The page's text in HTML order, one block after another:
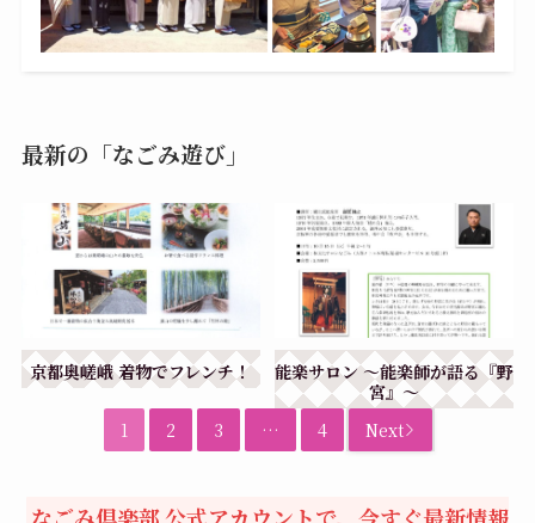
最新の「なごみ遊び」
京都奥嵯峨 着物でフレンチ！
能楽サロン ～能楽師が語る『野
宮』～
1
2 3 … 4 Next